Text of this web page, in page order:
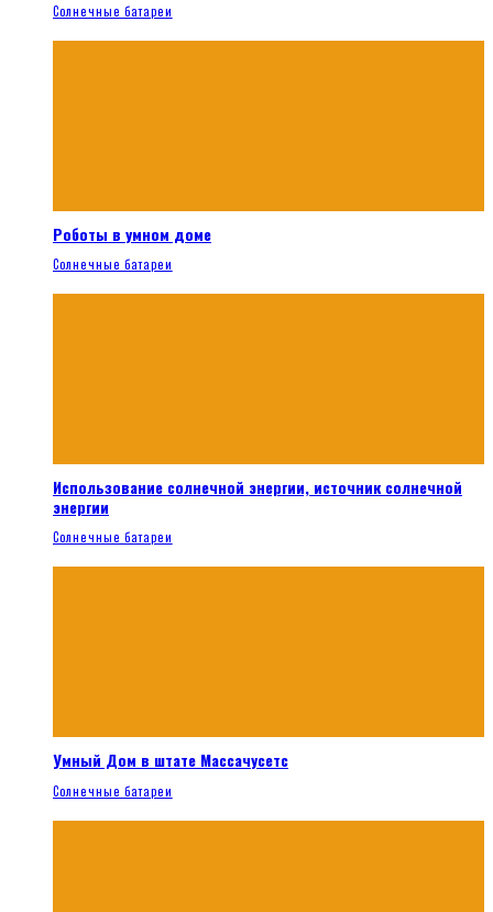
Солнечные батареи
Роботы в умном доме
Солнечные батареи
Использование солнечной энергии, источник солнечной
энергии
Солнечные батареи
Умный Дом в штате Массачусетс
Солнечные батареи